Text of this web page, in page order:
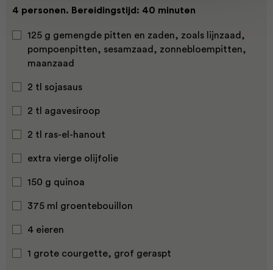
4 personen. Bereidingstijd: 40 minuten
125 g gemengde pitten en zaden, zoals lijnzaad,
pompoenpitten, sesamzaad, zonnebloempitten,
maanzaad
2 tl sojasaus
2 tl agavesiroop
2 tl ras-el-hanout
extra vierge olijfolie
150 g quinoa
375 ml groentebouillon
4 eieren
1 grote courgette, grof geraspt